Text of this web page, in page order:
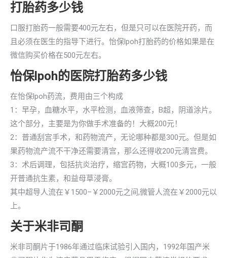
打胎药多少钱
口服打胎药一般需要400元左右，但是只可以在医院开药，而
且必须在医生的指导下进行。怡保lpoh打胎药的价格如果是在
微信购买价格在500元左右。
怡保lpoh的医院打胎药多少钱
在怡保lpoh药流，费用由三个构成
1：早孕，血糖水平，水平检测，血液筛查，B超，阴道涂片。
这个部分，主要是为你做手术准备的！大概200元！
2：普通刮宫手术，和药物流产，无论哪种都是300元。但是如
果药物流产流不干净还需要清宫，那么还得收200元清宫费。
3：术后调理，包括抗炎治疗，缩宫药物，大概100多元，一般
开普通抗生素，和益母草浸膏。
其中超导人流在￥1500–￥2000元之间,微管人流在￥2000元以
上。
关于米非司酮
米非司酮片于1986年通过临床试验引入国内，1992年国产米